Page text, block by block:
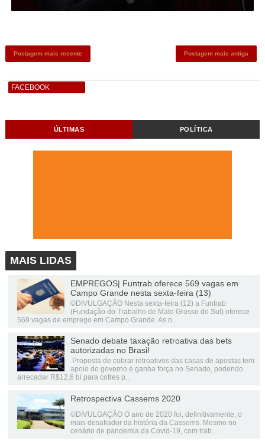
Postagem mais recente Postagem mais antiga
FACEBOOK
ÚLTIMAS POLÍTICA
MAIS LIDAS
EMPREGOS| Funtrab oferece 569 vagas em
Campo Grande nesta sexta-feira (13)
©DIVULGAÇÃO Nesta sexta-feira (12) a Funtrab
(Fundação do Trabalho de Mato Grosso do Sul) oferece
569 vagas de emprego em Campo Grande. As o...
Senado debate taxação retroativa das bets
autorizadas no Brasil
Proposta de cobrar retroativos das casas de apostas tem
apoio do governo e ganha força no Senado, podendo
arrecadar R$12,6 bi para cofres p...
Retrospectiva Cassems 2020
©DIVULGAÇÃO O ano de 2020 foi, definitivamente, o
mais desafiador da história da Cassems. Mesmo no
cenário de pandemia da Covid-19, com trab...